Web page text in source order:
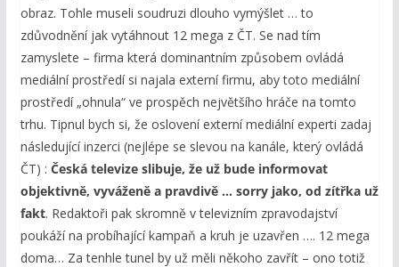
obraz. Tohle museli soudruzi dlouho vymýšlet … to
zdůvodnění jak vytáhnout 12 mega z ČT. Se nad tím
zamyslete – firma která dominantním způsobem ovládá
mediální prostředí si najala externí firmu, aby toto mediální
prostředí „ohnula“ ve prospěch největšího hráče na tomto
trhu. Tipnul bych si, že oslovení externí mediální experti zadaj
následující inzerci (nejlépe se slevou na kanále, který ovládá
ČT) : Česká televize slibuje, že už bude informovat
objektivně, vyváženě a pravdivě … sorry jako, od zítřka už
fakt. Redaktoři pak skromně v televizním zpravodajství
poukáží na probíhající kampaň a kruh je uzavřen …. 12 mega
doma… Za tenhle tunel by už měli někoho zavřít – ono totiž